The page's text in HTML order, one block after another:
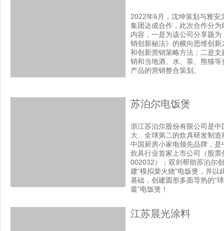
2022年6月，沈坤策划与雅安
集团达成合作，此次合作分为
内容，一是为该公司分享题为
销创新秘法》的横向思维创新
和创新营销策略方法；二是文
销和当地酒、水、茶、熊猫等
产品的营销整合策划。
苏泊尔电饭煲
浙江苏泊尔股份有限公司是中
大、全球第二的炊具研发制造
中国厨房小家电领先品牌，是
炊具行业首家上市公司（股票
002032）；双剑帮助苏泊尔创
建“模拟柴火烧”电饭煲，并以
基础，创建圆形多面导热的“球
釜”电饭煲！
江苏晨光涂料